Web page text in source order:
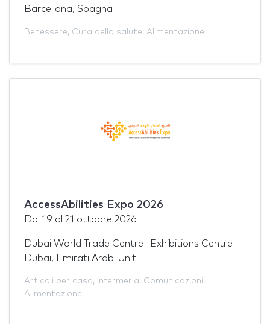
Barcellona, Spagna
Benessere, Cura della salute, Alimentazione
AccessAbilities Expo 2026
Dal 19 al 21 ottobre 2026
Dubai World Trade Centre- Exhibitions Centre
Dubai, Emirati Arabi Uniti
Articoli per casa, infermeria, Comunicazioni,
Alimentazione